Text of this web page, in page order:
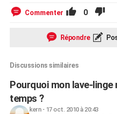
FORUMCommenter 0
Répondre
Discussions similaires
Pourquoi mon lave-linge
temps ?
kern- 17 oct. 2010 à 20:43